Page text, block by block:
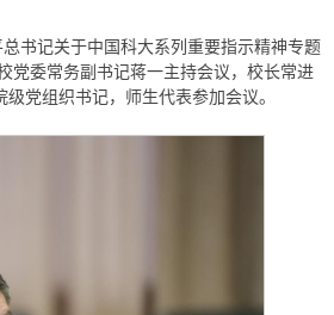
书记关于中国科大系列重要指示精神专题
党委常务副书记蒋一主持会议，校长常进
党组织书记，师生代表参加会议。